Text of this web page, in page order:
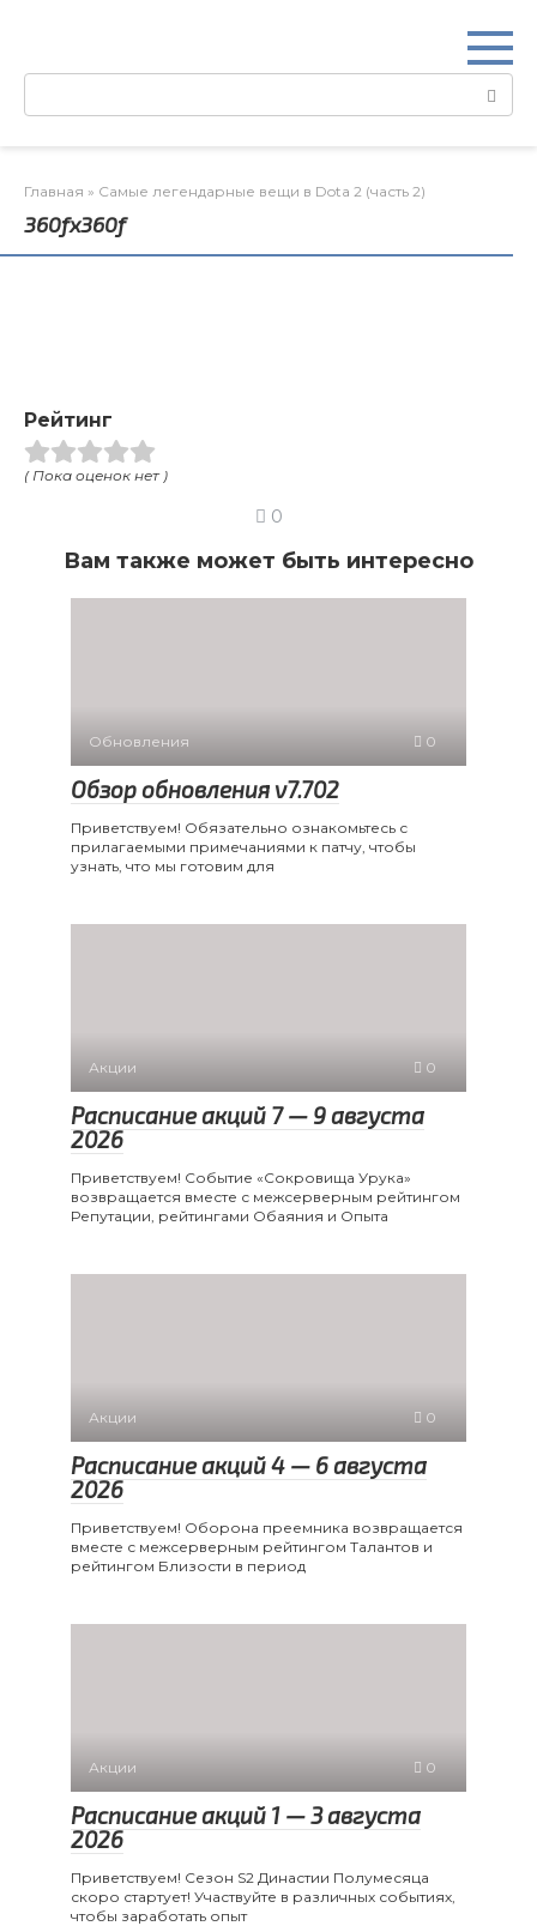
Поиск:
Главная » Самые легендарные вещи в Dota 2 (часть 2)
360fx360f
Рейтинг
( Пока оценок нет )
0
Вам также может быть интересно
Обновления 0
Обзор обновления v7.702
Приветствуем! Обязательно ознакомьтесь с
прилагаемыми примечаниями к патчу, чтобы
узнать, что мы готовим для
Акции 0
Расписание акций 7 — 9 августа
2026
Приветствуем! Событие «Сокровища Урука»
возвращается вместе с межсерверным рейтингом
Репутации, рейтингами Обаяния и Опыта
Акции 0
Расписание акций 4 — 6 августа
2026
Приветствуем! Оборона преемника возвращается
вместе с межсерверным рейтингом Талантов и
рейтингом Близости в период
Акции 0
Расписание акций 1 — 3 августа
2026
Приветствуем! Сезон S2 Династии Полумесяца
скоро стартует! Участвуйте в различных событиях,
чтобы заработать опыт